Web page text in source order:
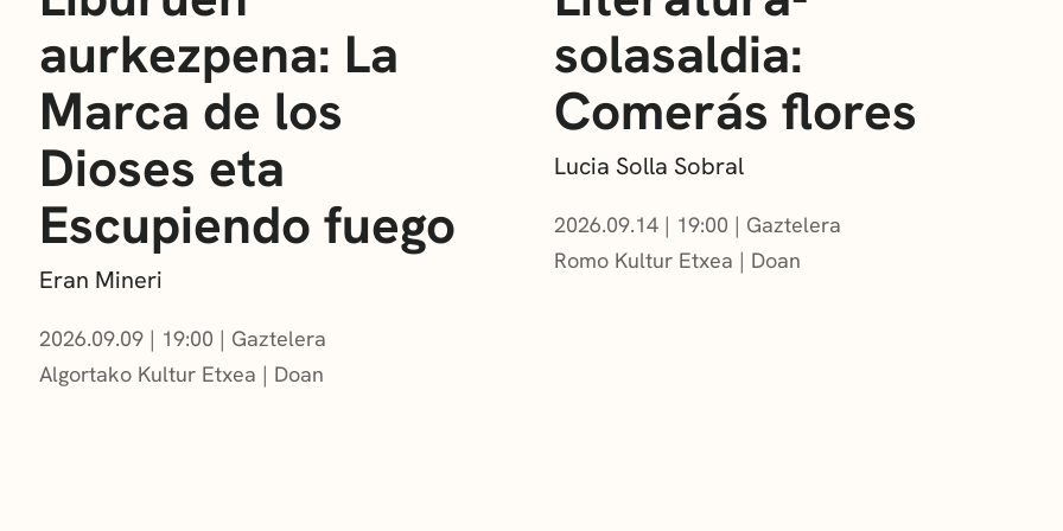
aurkezpena: La
Marca de los
Dioses eta
Escupiendo fuego
Eran Mineri
2026.09.09| 19:00
Gaztelera
Algortako Kultur Etxea
Doan
solasaldia:
Comerás flores
Lucia Solla Sobral
2026.09.14 | 19:00
Gaztelera
Romo Kultur Etxea
Doan